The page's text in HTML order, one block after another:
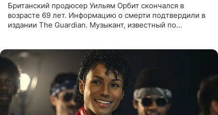
Британский продюсер Уильям Орбит скончался в
возрасте 69 лет. Информацию о смерти подтвердили в
издании The Guardian. Музыкант, известный по